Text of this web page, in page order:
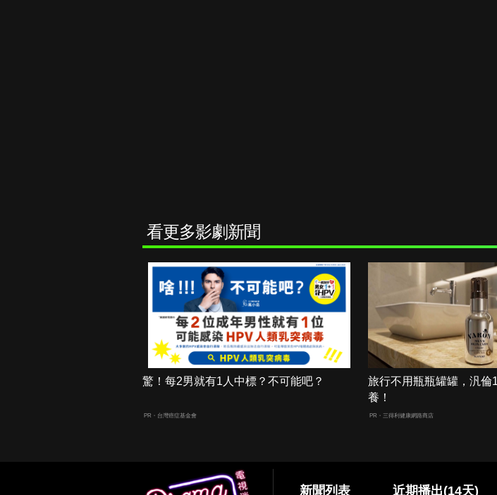
看更多影劇新聞
驚！每2男就有1人中標？不可能吧？
PR・台灣癌症基金會
旅行不用瓶瓶罐罐，汎倫
養！
PR・三得利健康網路商店
新聞列表 近期播出(14天)